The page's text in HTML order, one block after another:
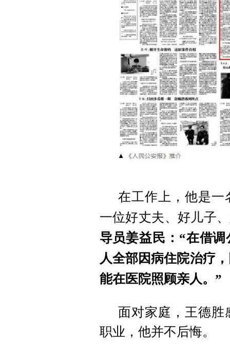
在工作上，他是一
一位好丈夫、好儿子
导员姜益民：“在借
人全部因病住院治疗
能在医院照顾亲人。”
面对家庭，王德胜
职业，他并不后悔。